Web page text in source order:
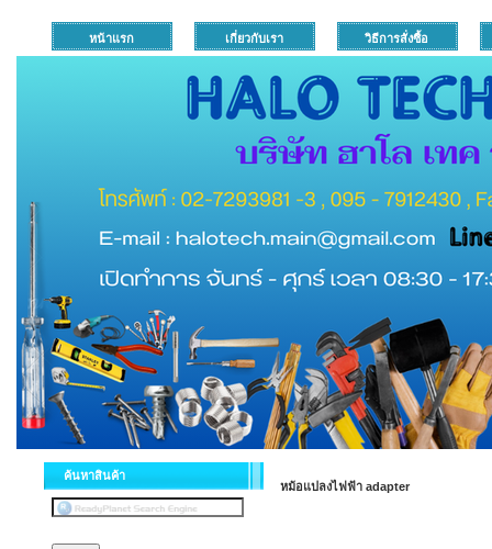
หน้าแรก เกี่ยวกับเรา วิธีการสั่งซื้อ
ค้นหาสินค้า
หม้อแปลงไฟฟ้า adapter